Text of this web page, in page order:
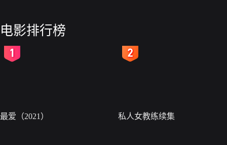
电影排行榜
最爱（2021） 私人女教练续集